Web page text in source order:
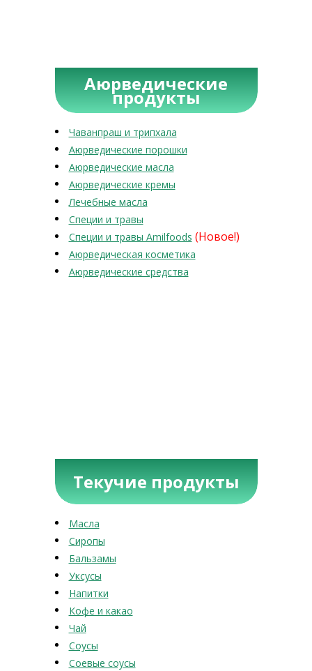
Аюрведические
продукты
Чаванпраш и трипхала
Аюрведические порошки
Аюрведические масла
Аюрведические кремы
Лечебные масла
Специи и травы
Специи и травы Amilfoods (Новое!)
Аюрведическая косметика
Аюрведические средства
Текучие продукты
Масла
Сиропы
Бальзамы
Уксусы
Напитки
Кофе и какао
Чай
Соусы
Соевые соусы